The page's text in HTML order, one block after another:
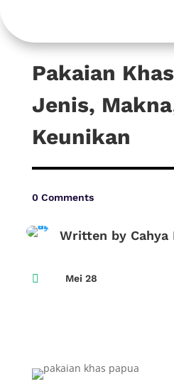
Pakaian
Jenis,
Keunikan
0 Comments
Written by Cahya
 Mei 28